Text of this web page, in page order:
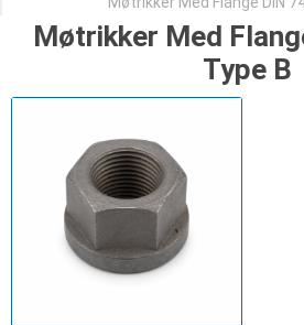
Møtrikker Med
Type B